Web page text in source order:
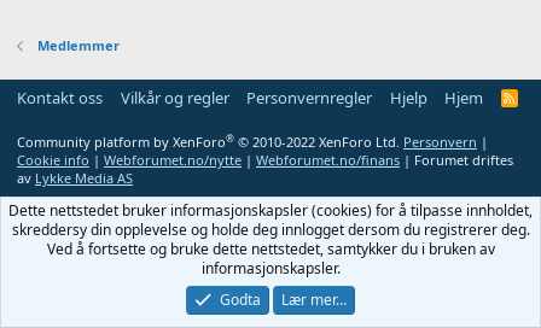
Medlemmer
Kontakt oss Vilkår og regler Personvernregler Hjelp Hjem
R
Community platform by XenForo® © 2010-2022 XenForo Ltd. Personvern |
Cookie info | Webforumet.no/nytte | Webforumet.no/finans | Forumet driftes
av Lykke Media AS
Dette nettstedet bruker informasjonskapsler (cookies) for å tilpasse innholdet,
skreddersy din opplevelse og holde deg innlogget dersom du registrerer deg.
Ved å fortsette og bruke dette nettstedet, samtykker du i bruken av
informasjonskapsler.
Godta
Lær mer…